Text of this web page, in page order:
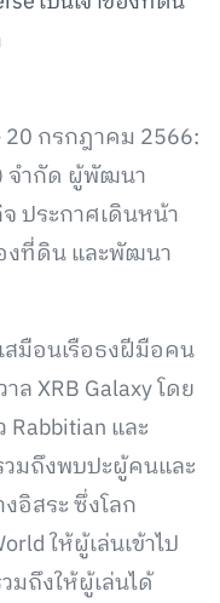
กรกฎาคม 2566:
จำกัด ผู้พัฒนา
ประกาศเดินหน้า
งที่ดิน และพัฒนา
สมือนเรือธงฝีมือคน
ล XRB Galaxy โดย
และ
วมถึงพบปะผู้คนและ
อิสระ ซึ่งโลก
ให้ผู้เล่นเข้าไป
ถึงให้ผู้เล่นได้